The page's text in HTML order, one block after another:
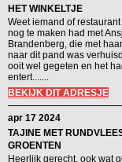
HET WINKELTJE
Weet iemand of
nog te maken had met
Brandenberg, die met
naar dit pand was
ooit wel gegeten en het
entert.......
BEKIJK DIT ADRESJE
apr 17 2024
TAJINE MET
GROENTEN
Heerlijk gerecht, ook wat